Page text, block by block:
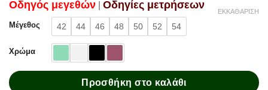
Oδηγός μεγεθών Oδηγίες μετρήσεων
Μέγεθος 42 44 46 48 50 52 54
Χρώμα
ΕΚΚΑΘΆΡΙΣΗ
Προσθήκη στο καλάθι